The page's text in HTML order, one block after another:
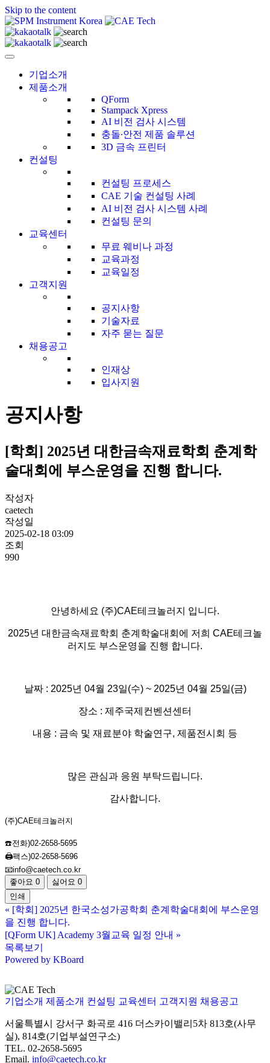
Skip to the content
CAE Technology
씨에이이테크놀러지
기업소개
제품소개
QForm
Stampack Xpress
AI 비전 검사 시스템
충돌∙안전 제품 솔루션
3D 금속 프린터
컨설팅
컨설팅 프로세스
CAE 기술 컨설팅 사례
AI 비전 검사 시스템 사례
컨설팅 문의
교육센터
무료 웨비나 과정
교육과정
교육일정
고객지원
공지사항
기술자료
자주 묻는 질문
채용공고
인재상
입사지원
공지사항
[학회] 2025년 대한금속재료학회 춘계학
술대회에 부스운영을 진행 합니다.
작성자
caetech
작성일
2025-02-18 03:09
조회
990
안녕하세요 (주)CAE테크놀러지 입니다.
2025년 대한금속재료학회 춘계학술대회에 저희 CAE테크놀
러지도 부스운영을 진행 합니다.
날짜 : 2025년 04월 23일(수) ~ 2025년 04월 25일(금)
장소 : 제주국제컨벤션센터
내용 : 금속 및 재료분야 학술연구, 제품전시회 등
많은 관심과 응원 부탁드립니다.
감사합니다.
(주)CAE테크놀러지
☎️전화)02-2658-5695
🖨️팩스)02-2658-5696
📧info@caetech.co.kr
좋아요 0 싫어요 0
인쇄
« [학회] 2025년 한국소성가공학회 춘계학술대회에 부스운영
을 진행 합니다.
[QForm UK] Academy 3월교육 일정 안내 »
목록보기
Powered by KBoard
기업소개 제품소개 컨설팅 교육센터 고객지원 채용공고
서울특별시 강서구 화곡로 416 더스카이밸리5차 813호(사무
실), 814호(기업부설연구소)
TEL. 02-2658-5695
Email. info@caetech.co.kr